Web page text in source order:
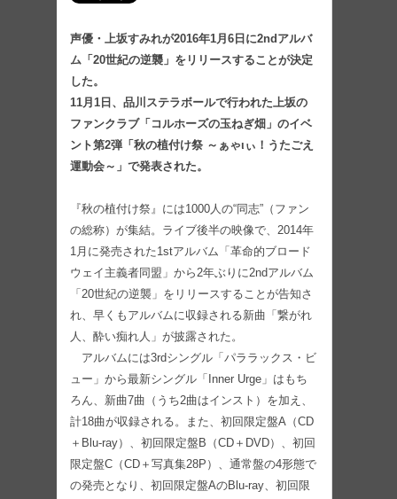
声優・上坂すみれが2016年1月6日に2ndアルバ
ム「20世紀の逆襲」をリリースすることが決定
した。
11月1日、品川ステラボールで行われた上坂の
ファンクラブ「コルホーズの玉ねぎ畑」のイベ
ント第2弾「秋の植付け祭 ～ぁゃιぃ！うたごえ
運動会～」で発表された。
『秋の植付け祭』には1000人の“同志”（ファン
の総称）が集結。ライブ後半の映像で、2014年
1月に発売された1stアルバム「革命的ブロード
ウェイ主義者同盟」から2年ぶりに2ndアルバム
「20世紀の逆襲」をリリースすることが告知さ
れ、早くもアルバムに収録される新曲「繋がれ
人、酔い痴れ人」が披露された。
アルバムには3rdシングル「パララックス・ビ
ュー」から最新シングル「Inner Urge」はもち
ろん、新曲7曲（うち2曲はインスト）を加え、
計18曲が収録される。また、初回限定盤A（CD
＋Blu-ray）、初回限定盤B（CD＋DVD）、初回
限定盤C（CD＋写真集28P）、通常盤の4形態で
の発売となり、初回限定盤AのBlu-ray、初回限